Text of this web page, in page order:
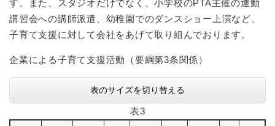
す。また、スタジオだけでなく、小学校のPTA主催の運動
講習会への講師派遣、幼稚園でのダンスショー上演など、
子育て支援に対して会社をあげて取り組んでおります。
企業による子育て支援活動（要綱第3条関係）
表のサイズを切り替える
表3